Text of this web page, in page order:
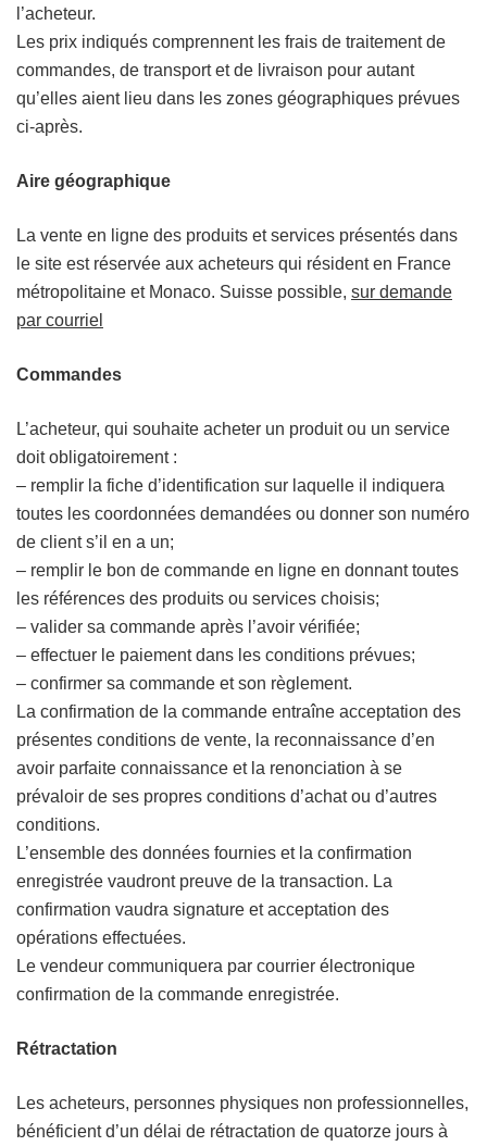
l’acheteur.
Les prix indiqués comprennent les frais de traitement de
commandes, de transport et de livraison pour autant
qu’elles aient lieu dans les zones géographiques prévues
ci-après.
Aire géographique
La vente en ligne des produits et services présentés dans
le site est réservée aux acheteurs qui résident en France
métropolitaine et Monaco. Suisse possible, sur demande
par courriel
Commandes
L’acheteur, qui souhaite acheter un produit ou un service
doit obligatoirement :
– remplir la fiche d’identification sur laquelle il indiquera
toutes les coordonnées demandées ou donner son numéro
de client s’il en a un;
– remplir le bon de commande en ligne en donnant toutes
les références des produits ou services choisis;
– valider sa commande après l’avoir vérifiée;
– effectuer le paiement dans les conditions prévues;
– confirmer sa commande et son règlement.
La confirmation de la commande entraîne acceptation des
présentes conditions de vente, la reconnaissance d’en
avoir parfaite connaissance et la renonciation à se
prévaloir de ses propres conditions d’achat ou d’autres
conditions.
L’ensemble des données fournies et la confirmation
enregistrée vaudront preuve de la transaction. La
confirmation vaudra signature et acceptation des
opérations effectuées.
Le vendeur communiquera par courrier électronique
confirmation de la commande enregistrée.
Rétractation
Les acheteurs, personnes physiques non professionnelles,
bénéficient d’un délai de rétractation de quatorze jours à